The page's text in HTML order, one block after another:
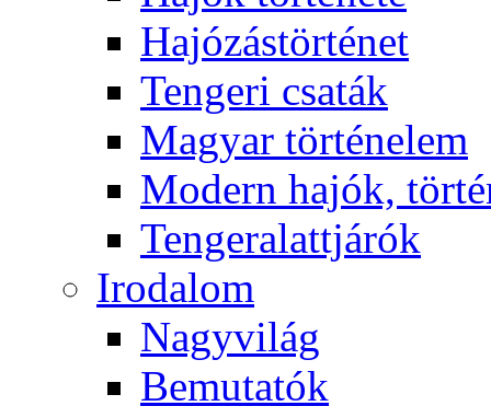
Hajózástörténet
Tengeri csaták
Magyar történelem
Modern hajók,
Tengeralattjárók
Irodalom
Nagyvilág
Bemutatók